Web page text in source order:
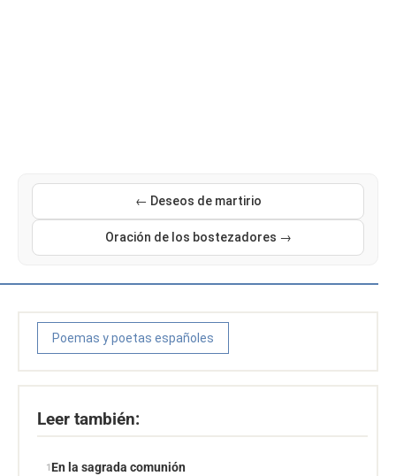
← Deseos de martirio
Oración de los bostezadores →
Poemas y poetas españoles
Leer también:
En la sagrada comunión